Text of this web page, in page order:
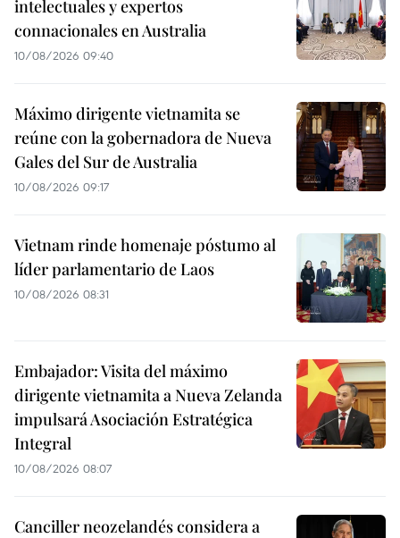
intelectuales y expertos
connacionales en Australia
10/08/2026 09:40
Máximo dirigente vietnamita se
reúne con la gobernadora de Nueva
Gales del Sur de Australia
10/08/2026 09:17
Vietnam rinde homenaje póstumo al
líder parlamentario de Laos
10/08/2026 08:31
Embajador: Visita del máximo
dirigente vietnamita a Nueva Zelanda
impulsará Asociación Estratégica
Integral
10/08/2026 08:07
Canciller neozelandés considera a